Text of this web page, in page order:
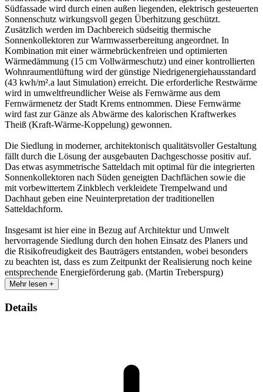
Südfassade wird durch einen außen liegenden, elektrisch gesteuerten
Sonnenschutz wirkungsvoll gegen Überhitzung geschützt.
Zusätzlich werden im Dachbereich südseitig thermische
Sonnenkollektoren zur Warmwasserbereitung angeordnet. In
Kombination mit einer wärmebrückenfreien und optimierten
Wärmedämmung (15 cm Vollwärmeschutz) und einer kontrollierten
Wohnraumentlüftung wird der günstige Niedrigenergiehausstandard
(43 kwh/m².a laut Simulation) erreicht. Die erforderliche Restwärme
wird in umweltfreundlicher Weise als Fernwärme aus dem
Fernwärmenetz der Stadt Krems entnommen. Diese Fernwärme
wird fast zur Gänze als Abwärme des kalorischen Kraftwerkes
Theiß (Kraft-Wärme-Koppelung) gewonnen.
Die Siedlung in moderner, architektonisch qualitätsvoller Gestaltung
fällt durch die Lösung der ausgebauten Dachgeschosse positiv auf.
Das etwas asymmetrische Satteldach mit optimal für die integrierten
Sonnenkollektoren nach Süden geneigten Dachflächen sowie die
mit vorbewittertem Zinkblech verkleidete Trempelwand und
Dachhaut geben eine Neuinterpretation der traditionellen
Satteldachform.
Insgesamt ist hier eine in Bezug auf Architektur und Umwelt
hervorragende Siedlung durch den hohen Einsatz des Planers und
die Risikofreudigkeit des Bauträgers entstanden, wobei besonders
zu beachten ist, dass es zum Zeitpunkt der Realisierung noch keine
entsprechende Energieförderung gab. (Martin Treberspurg)
Mehr lesen +
Details